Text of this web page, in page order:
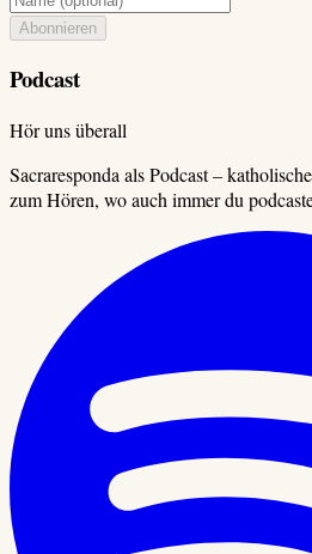
Abonnieren
Podcast
Hör uns überall
Sacraresponda als Podcast –
zum Hören, wo auch immer du